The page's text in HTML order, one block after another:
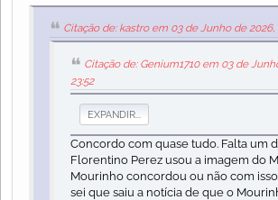
Citação de: kastro em 03 de Junho de 2026,
Citação de: Genium1710 em 03 de
23:52
EXPANDIR...
Concordo com quase tudo. Falta um
Florentino Perez usou a imagem do
Mourinho concordou ou não com
sei que saiu a notícia de que o